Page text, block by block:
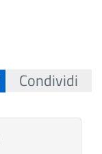
Condividi